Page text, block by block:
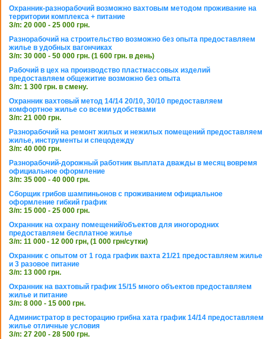
Охранник-разнорабочий возможно вахтовым методом проживание на
территории комплекса + питание
З/п: 20 000 - 25 000 грн.
Разнорабочий на строительство возможно без опыта предоставляем
жилье в удобных вагончиках
З/п: 30 000 - 50 000 грн. (1 600 грн. в день)
Рабочий в цех на производство пластмассовых изделий
предоставляем общежитие возможно без опыта
З/п: 1 300 грн. в смену.
Охранник вахтовый метод 14/14 20/10, 30/10 предоставляем
комфортное жилье со всеми удобствами
З/п: 21 000 грн.
Разнорабочий на ремонт жилых и нежилых помещений предоставляем
жилье, инструменты и спецодежду
З/п: 40 000 грн.
Разнорабочий-дорожный работник выплата дважды в месяц вовремя
официальное оформление
З/п: 35 000 - 40 000 грн.
Сборщик грибов шампиньонов с проживанием официальное
оформление гибкий график
З/п: 15 000 - 25 000 грн.
Охранник на охрану помещений/объектов для иногородних
предоставляем бесплатное жилье
З/п: 11 000 - 12 000 грн, (1 000 грн/сутки)
Охранник с опытом от 1 года график вахта 21/21 предоставляем жилье
и 3 разовое питание
З/п: 13 000 грн.
Охранник на вахтовый график 15/15 много объектов предоставляем
жилье и питание
З/п: 8 000 - 15 000 грн.
Администратор в ресторацию грибна хата график 14/14 предоставляем
жилье отличные условия
З/п: 27 200 - 28 500 грн.